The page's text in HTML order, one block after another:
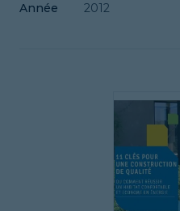
Année
2012